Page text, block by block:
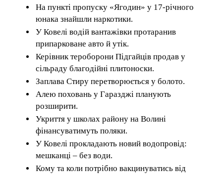
На пункті пропуску «Ягодин» у 17-річного
юнака знайшли наркотики.
У Ковелі водій вантажівки протаранив
припарковане авто й утік.
Керівник тероборони Підгайців продав у
сільраду благодійні плитоноски.
Заплава Стиру перетворюється у болото.
Алею поховань у Гаразджі планують
розширити.
Укриття у школах району на Волині
фінансуватимуть поляки.
У Ковелі прокладають новий водопровід:
мешканці – без води.
Кому та коли потрібно вакцинуватись від